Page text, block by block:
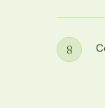
Étape
8